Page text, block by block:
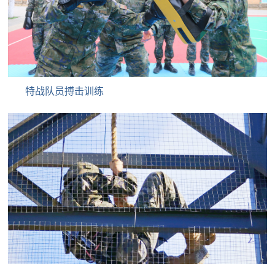
防
智
库
雄
模
范
模
范
退
役
军
人
风
采
退
退
特战队员搏击训练